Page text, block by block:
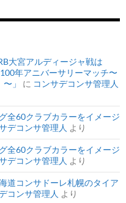
大宮アルディージャ戦は
年アニバーサリーマッチ〜
」
に コンサデコンサ管理人
全60クラブカラーをイメージ
デコンサ管理人 より
全60クラブカラーをイメージ
デコンサ管理人 より
道コンサドーレ札幌のタイア
コンサ管理人 より